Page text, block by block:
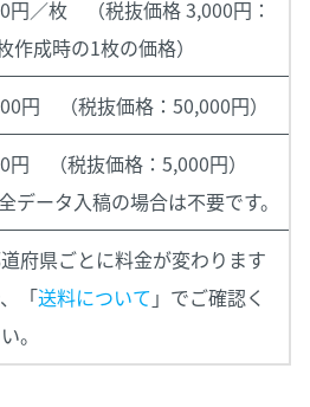
円／枚 （税抜価格 3,000円：
作成時の1枚の価格）
円 （税抜価格：50,000円）
円 （税抜価格：5,000円）
データ入稿の場合は不要です。
府県ごとに料金が変わります
「送料について 」でご確認く
。